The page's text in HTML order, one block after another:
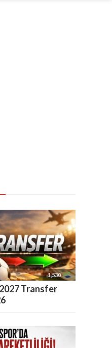
1,530 
Transfer